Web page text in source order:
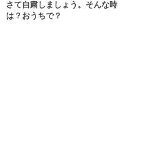
さて自粛しましょう。そんな時
は？おうちで？